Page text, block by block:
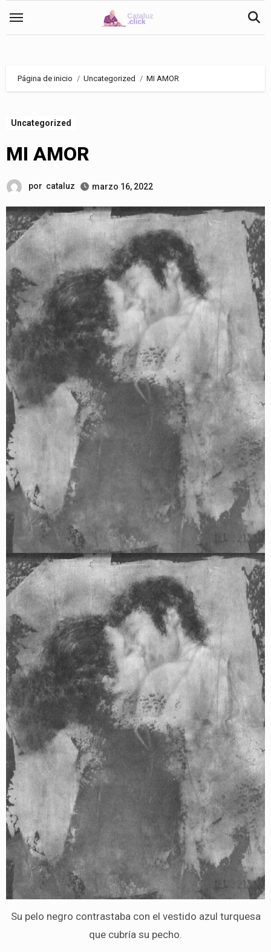
Página de inicio Uncategorized MI AMOR
Uncategorized
MI AMOR
por cataluz marzo 16, 2022
Su pelo negro contrastaba con el vestido azul turquesa
que cubría su pecho.